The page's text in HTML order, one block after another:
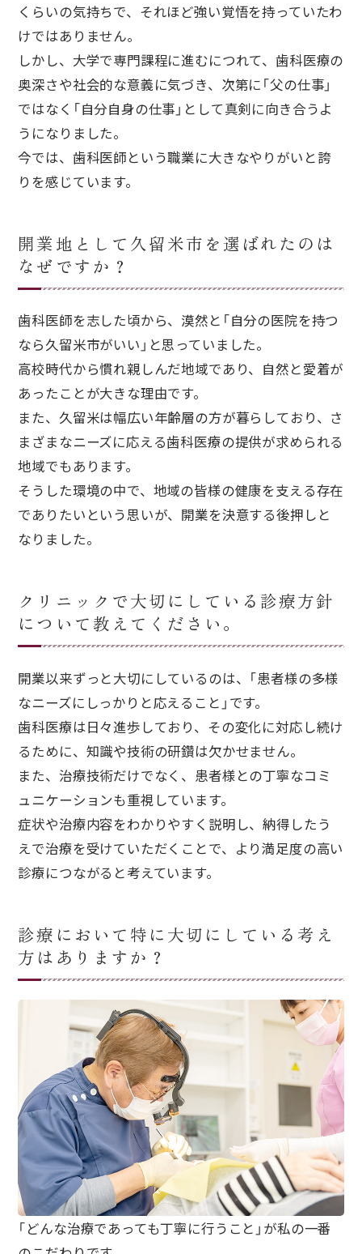
くらいの気持ちで、それほど強い覚悟を持っていたわ
けではありません。
しかし、大学で専門課程に進むにつれて、歯科医療の
奥深さや社会的な意義に気づき、次第に「父の仕事」
ではなく「自分自身の仕事」として真剣に向き合うよ
うになりました。
今では、歯科医師という職業に大きなやりがいと誇
りを感じています。
開業地として久留米市を選ばれたのは
なぜですか？
歯科医師を志した頃から、漠然と「自分の医院を持つ
なら久留米市がいい」と思っていました。
高校時代から慣れ親しんだ地域であり、自然と愛着が
あったことが大きな理由です。
また、久留米は幅広い年齢層の方が暮らしており、さ
まざまなニーズに応える歯科医療の提供が求められる
地域でもあります。
そうした環境の中で、地域の皆様の健康を支える存在
でありたいという思いが、開業を決意する後押しと
なりました。
クリニックで大切にしている診療方針
について教えてください。
開業以来ずっと大切にしているのは、「患者様の多様
なニーズにしっかりと応えること」です。
歯科医療は日々進歩しており、その変化に対応し続け
るために、知識や技術の研鑽は欠かせません。
また、治療技術だけでなく、患者様との丁寧なコミ
ュニケーションも重視しています。
症状や治療内容をわかりやすく説明し、納得したう
えで治療を受けていただくことで、より満足度の高い
診療につながると考えています。
診療において特に大切にしている考え
方はありますか？
「どんな治療であっても丁寧に行うこと」が私の一番